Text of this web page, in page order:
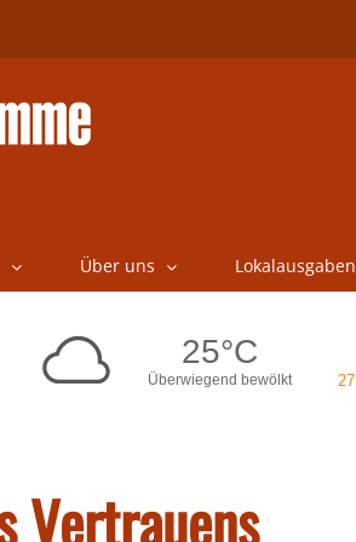
Über uns Lokalausgaben
Vertrauens